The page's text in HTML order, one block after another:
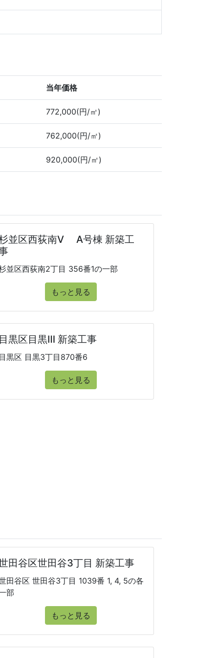
当年価格
772,000(円/㎡)
762,000(円/㎡)
920,000(円/㎡)
並区西荻南V A号棟 新築工
並区西荻南2丁目 356番1の一部
もっと見る
黒区目黒Ⅲ 新築工事
黒区 目黒3丁目870番6
もっと見る
田谷区世田谷3丁目 新築工事
田谷区 世田谷3丁目 1039番 1, 4, 5の各
部
もっと見る